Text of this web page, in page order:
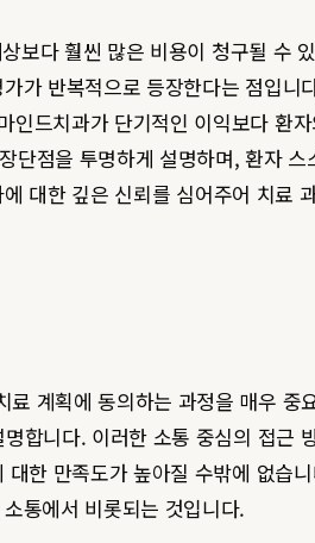
보다 훨씬 많은 비용이 청구될 수
가 반복적으로 등장한다는 점입니
드치과가 단기적인 이익보다 환
점을 투명하게 설명하며, 환자 스
대한 깊은 신뢰를 심어주어 치료
계획에 동의하는 과정을 매우 중
합니다. 이러한 소통 중심의 접근
한 만족도가 높아질 수밖에 없습
통에서 비롯되는 것입니다.